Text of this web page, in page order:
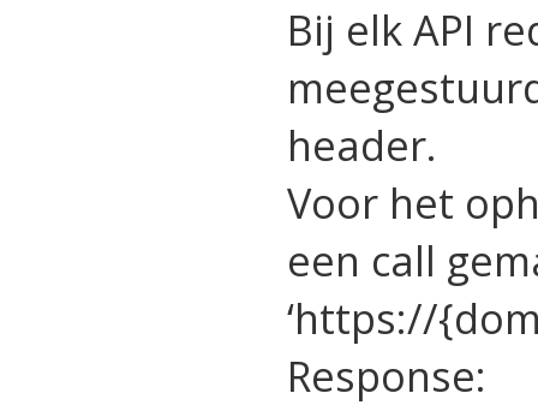
Bij elk API
header.
Voor het
een call
‘https://
Response: